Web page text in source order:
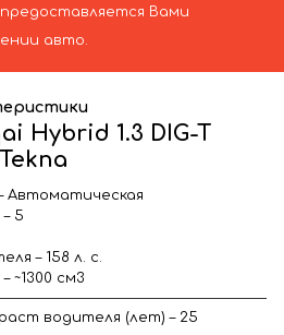
Вами
авто.
Hybrid 1.3 DIG-T
Автоматическая
5
– 158 л. с.
~1300 см3
водителя (лет) – 25